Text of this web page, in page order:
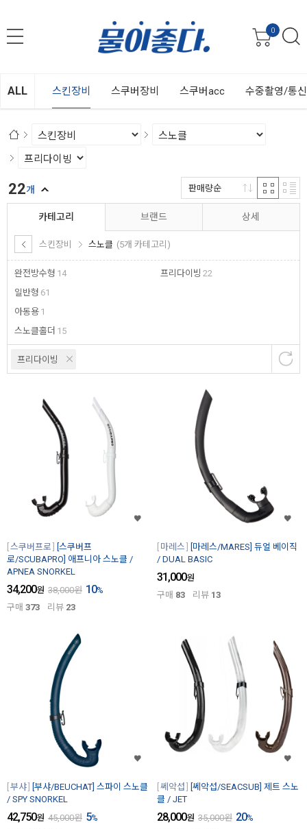
0
ALL 스킨장비 스쿠버장비 스쿠버acc 수중촬영/통
카테고리
스킨장비 스노클 (5개 카테고리)
완전방수형 14
일반형 61
아동용 1
스노클홀더 15
프리다이빙 22
브랜드 상세
프리다이빙
22개 판매량순
스쿠버프로
[스쿠버프
로/SCUBAPRO] 애프니아 스노클 /
APNEA SNORKEL
34,200원 38,000원 10%
구매 373 리뷰 23
마레스
[마레스/MARES] 듀얼 베이직
/ DUAL BASIC
31,000원
구매 83 리뷰 13
부샤
[부샤/BEUCHAT] 스파이 스노클
/ SPY SNORKEL
42,750원 45,000원 5%
쎄악섭
[쎄악섭/SEACSUB] 제트 스노
클 / JET
28,000원 35,000원 20%